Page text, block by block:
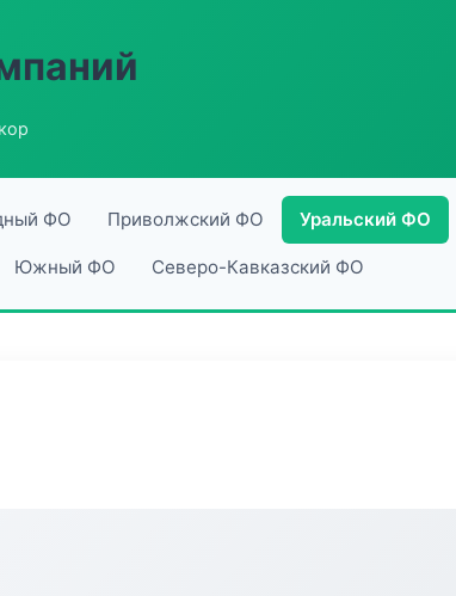
ФО Приволжский ФО Уральский ФО
Южный ФО Северо-Кавказский ФО